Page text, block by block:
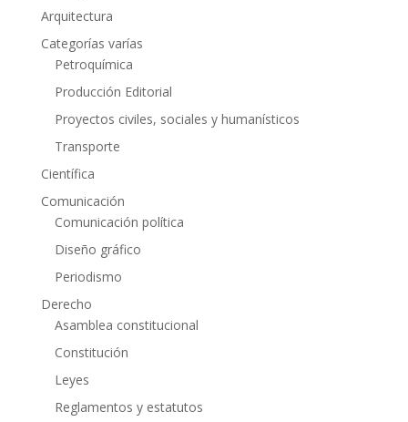
Arquitectura
Categorías varías
Petroquímica
Producción Editorial
Proyectos civiles, sociales y humanísticos
Transporte
Científica
Comunicación
Comunicación política
Diseño gráfico
Periodismo
Derecho
Asamblea constitucional
Constitución
Leyes
Reglamentos y estatutos